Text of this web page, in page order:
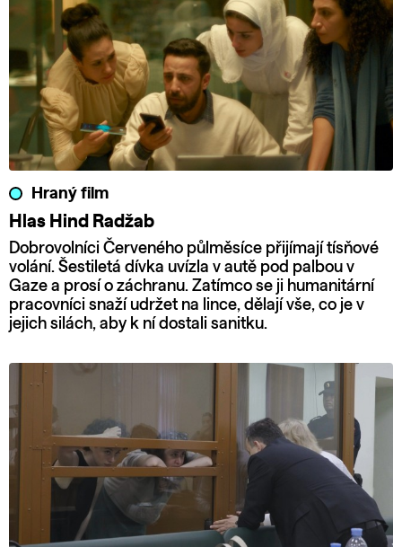
Hraný film
Hlas Hind Radžab
Dobrovolníci Červeného půlměsíce přijímají tísňové
volání. Šestiletá dívka uvízla v autě pod palbou v
Gaze a prosí o záchranu. Zatímco se ji humanitární
pracovníci snaží udržet na lince, dělají vše, co je v
jejich silách, aby k ní dostali sanitku.